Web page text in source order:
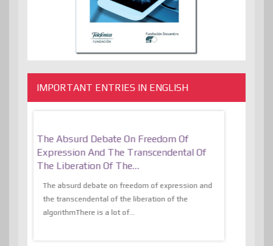
IMPORTANT ENTRIES IN ENGLISH
The Absurd Debate On Freedom Of
Expression And The Transcendental Of
The Liberation Of The…
The absurd debate on freedom of expression and
the transcendental of the liberation of the
algorithmThere is a lot of...